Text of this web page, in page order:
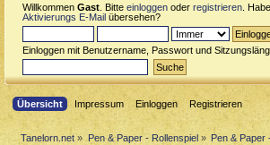
Willkommen Gast . Bitte einloggen oder registrieren .
Aktivierungs E-Mail übersehen?
Einloggen mit Benutzername, Passwort und
Übersicht Impressum Einloggen Registrieren
Tanelorn.net » Pen & Paper - Rollenspiel» Pen & Paper